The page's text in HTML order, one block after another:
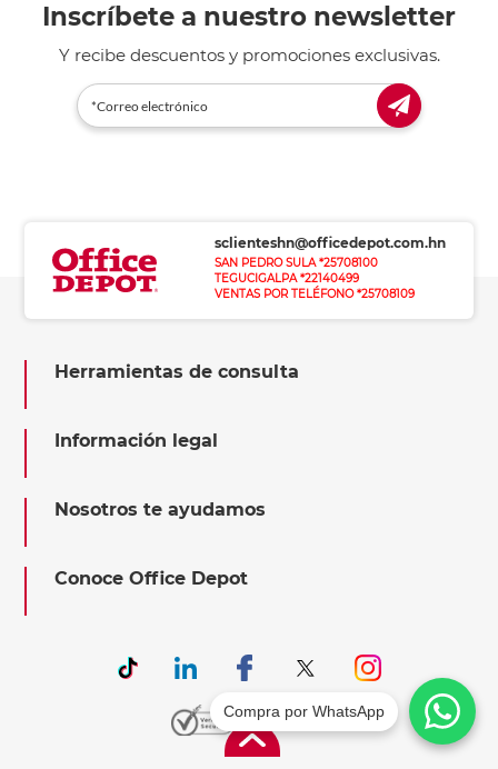
Inscríbete a nuestro newsletter
Y recibe descuentos y promociones exclusivas.
sclienteshn@officedepot.com.hn
SAN PEDRO SULA *25708100
TEGUCIGALPA *22140499
VENTAS POR TELÉFONO *25708109
Herramientas de consulta
Información legal
Nosotros te ayudamos
Conoce Office Depot
Compra por WhatsApp